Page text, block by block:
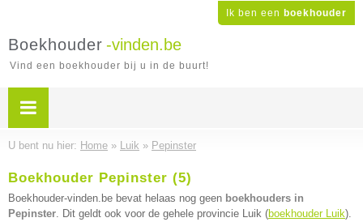
Ik ben een boekhouder
Boekhouder -vinden.be
Vind een boekhouder bij u in de buurt!
U bent nu hier: Home » Luik » Pepinster
Boekhouder Pepinster (5)
Boekhouder-vinden.be bevat helaas nog geen boekhouders in
Pepinster. Dit geldt ook voor de gehele provincie Luik (boekhouder Luik).